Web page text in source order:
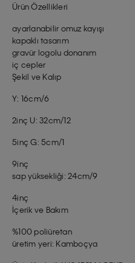
Ürün Özellikleri
ayarlanabilir omuz kayışı
kapaklı tasarım
gravür logolu donanım
iç cepler
Şekil ve Kalıp
Y: 16cm/6
2inç U: 32cm/12
5inç G: 5cm/1
9inç
sap yüksekliği: 24cm/9
4inç
İçerik ve Bakım
%100 poliüretan
üretim yeri: Kamboçya